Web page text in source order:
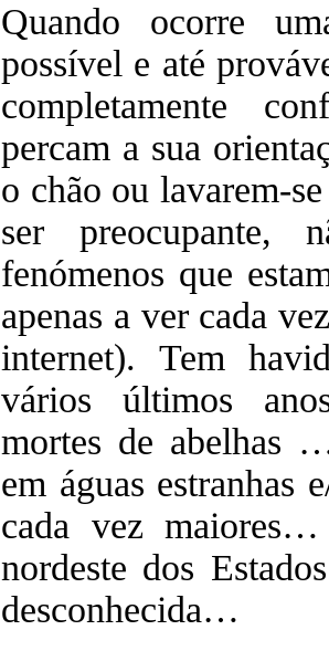
Quando ocorre
possível e até
completamente
percam a sua
o chão ou lavarem-
ser preocupante,
fenómenos que
apenas a ver cada
internet). Tem
vários últimos
mortes de abelhas
em águas estranhas
cada vez
nordeste dos
desconhecida…